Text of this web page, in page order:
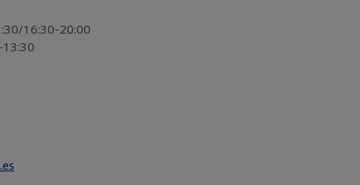
16:30-20:00
13:30